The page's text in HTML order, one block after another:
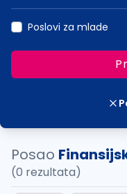
Poslovi za mlade
Posao
(0 rezultata)